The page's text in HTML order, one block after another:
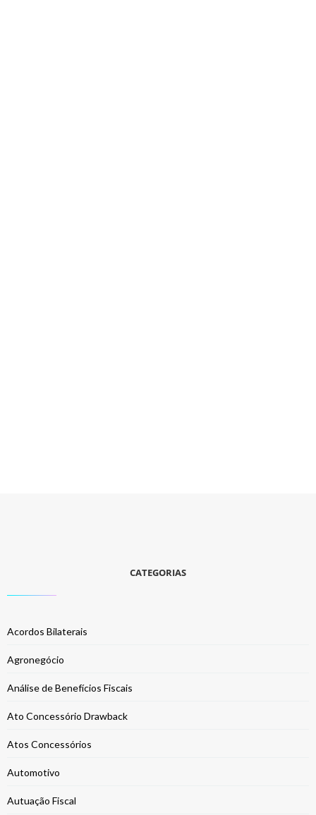
CATEGORIAS
Acordos Bilaterais
Agronegócio
Análise de Benefícios Fiscais
Ato Concessório Drawback
Atos Concessórios
Automotivo
Autuação Fiscal